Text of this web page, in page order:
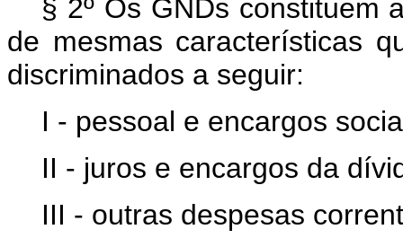
§ 2º Os GNDs constituem
de mesmas características
discriminados a seguir:
I - pessoal e encargos
II - juros e encargos da
III - outras despesas